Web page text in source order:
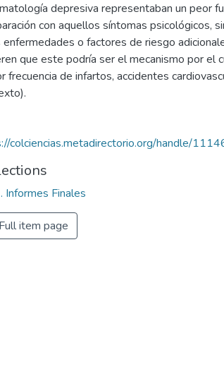
depresiva representaban un peor
con aquellos síntomas psicológicos,
o factores de riesgo
que este podría ser el mecanismo por el
frecuencia de infartos, accidentes
colciencias.metadirectorio.org/handle/
Informes Finales
Full item page